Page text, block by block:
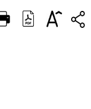
DEUTSCH